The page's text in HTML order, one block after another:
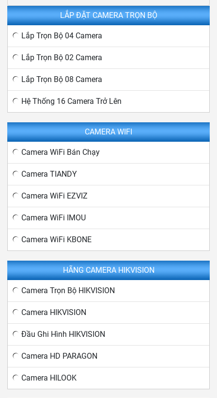
LẮP ĐẶT CAMERA TRỌN BỘ
Lắp Trọn Bộ 04 Camera
Lắp Trọn Bộ 02 Camera
Lắp Trọn Bộ 08 Camera
Hệ Thống 16 Camera Trở Lên
CAMERA WIFI
Camera WiFi Bán Chạy
Camera TIANDY
Camera WiFi EZVIZ
Camera WiFi IMOU
Camera WiFi KBONE
HÃNG CAMERA HIKVISION
Camera Trọn Bộ HIKVISION
Camera HIKVISION
Đầu Ghi Hình HIKVISION
Camera HD PARAGON
Camera HILOOK